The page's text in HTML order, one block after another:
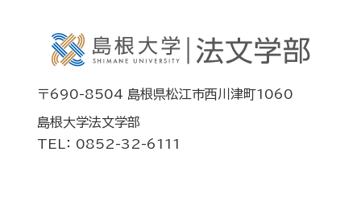
〒690-8504 島根県松江市西川津町1060
島根大学法文学部
TEL： 0852-32-6111